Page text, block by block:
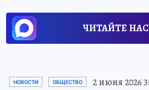
ЧИТАЙТЕ
НОВОСТИ ОБЩЕСТВО 2 июня 2026